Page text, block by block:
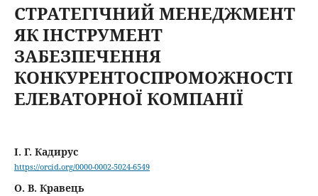
СТРАТЕГІЧНИЙ МЕНЕДЖМЕНТ
ЯК ІНСТРУМЕНТ
ЗАБЕЗПЕЧЕННЯ
КОНКУРЕНТОСПРОМОЖНОСТІ
ЕЛЕВАТОРНОЇ КОМПАНІЇ
І. Г. Кадирус
https://orcid.org/0000-0002-5024-6549
О. В. Кравець